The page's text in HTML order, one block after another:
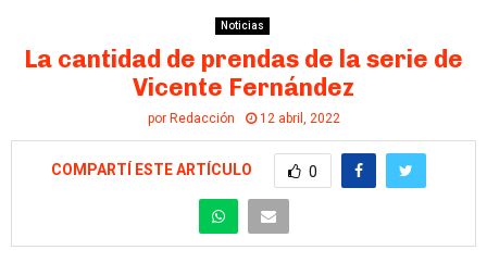
Noticias
La cantidad de prendas de la serie de
Vicente Fernández
por Redacción 12 abril, 2022
COMPARTÍ ESTE ARTÍCULO 0